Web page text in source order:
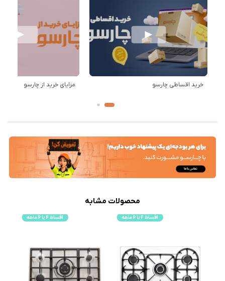
خرید اقساطی چارسو مزایای خرید از چارسو
محصولات مشابه